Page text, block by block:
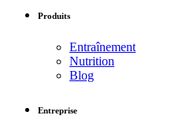
Produits
Entraînement
Nutrition
Blog
Entreprise